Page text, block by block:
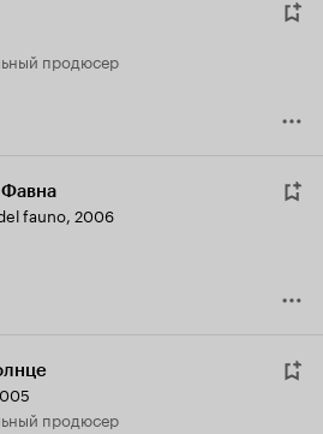
продюсер
fauno, 2006
продюсер